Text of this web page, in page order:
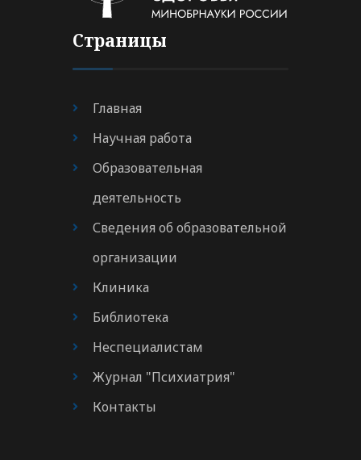
Страницы
Главная
Научная работа
Образовательная
деятельность
Сведения об образовательной
организации
Клиника
Библиотека
Неспециалистам
Журнал "Психиатрия"
Контакты